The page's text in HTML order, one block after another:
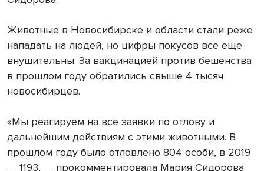
Животные в Новосибирске и области стали реже
нападать на людей, но цифры покусов все еще
внушительны. За вакцинацией против бешенства
в прошлом году обратились свыше 4 тысяч
новосибирцев.
«Мы реагируем на все заявки по отлову и
дальнейшим действиям с этими животными. В
прошлом году было отловлено 804 особи, в 2019
— 1193, — прокомментировала Мария Сидорова.